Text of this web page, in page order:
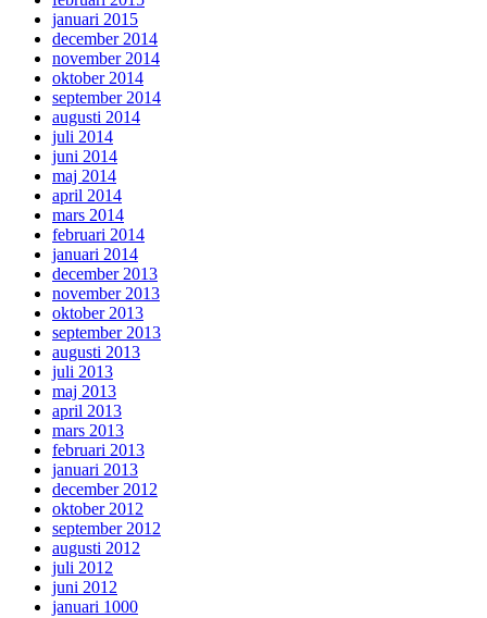
januari 2015
december 2014
november 2014
oktober 2014
september 2014
augusti 2014
juli 2014
juni 2014
maj 2014
april 2014
mars 2014
februari 2014
januari 2014
december 2013
november 2013
oktober 2013
september 2013
augusti 2013
juli 2013
maj 2013
april 2013
mars 2013
februari 2013
januari 2013
december 2012
oktober 2012
september 2012
augusti 2012
juli 2012
juni 2012
januari 1000